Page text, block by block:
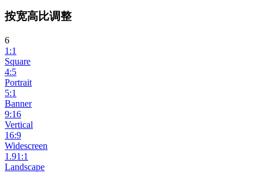
按宽高比调整
6
1:1
Square
4:5
Portrait
5:1
Banner
9:16
Vertical
16:9
Widescreen
1.91:1
Landscape